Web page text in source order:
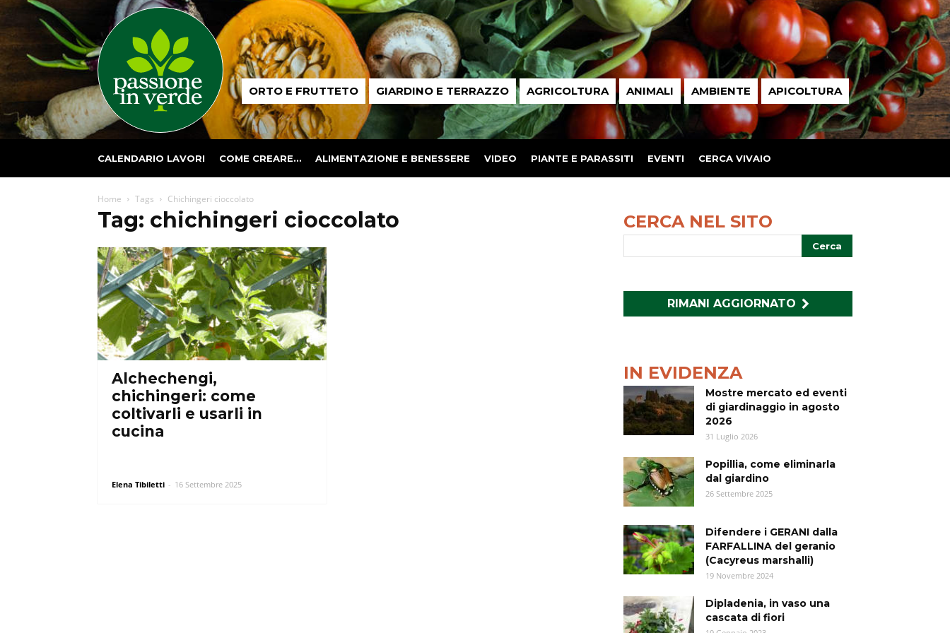
Passione
in ORTO E FRUTTETO GIARDINO E TERRAZZO AGRICOLTURA ANIMALI AMBIENTE APICOLTURA
CALENDARIO LAVORI COME CREARE… ALIMENTAZIONE E BENESSERE VIDEO PIANTE E PARASSITI EVENTI CERCA VIVAIO
Home Tags Chichingeri cioccolato
Tag: chichingeri cioccolato
Alchechengi,
chichingeri: come
coltivarli e usarli in
cucina
Elena Tibiletti - 16 Settembre 2025
CERCA NEL SITO
RIMANI AGGIORNATO
IN EVIDENZA
Mostre mercato ed eventi
di giardinaggio in agosto
2026
31 Luglio 2026
Popillia, come eliminarla
dal giardino
26 Settembre 2025
Difendere i GERANI dalla
FARFALLINA del geranio
(Cacyreus marshalli)
19 Novembre 2024
Dipladenia, in vaso una
cascata di fiori